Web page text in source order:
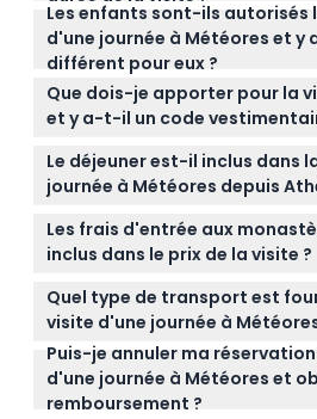
La visite part généralement
dure environ 13,5 à 14 heures,
soirée (sous réserve de
confirmer au moment de la
Les enfants sont-ils autorisés
d'une journée à Météores et
différent pour eux ?
Oui, les enfants âgés de 13 ans
plein tarif adulte, tandis que
ans peuvent participer
d'inclure tous les enfants lors
en ligne.
Que dois-je apporter pour la
et y a-t-il un code
Apportez des écouteurs et un
utiliser le guide audio, et portez
modestes pour entrer dans les
femmes doivent porter des
longues (pas de pantalons ni de
porter de débardeurs ni de
genou.
Le déjeuner est-il inclus dans
journée à Météores depuis
Le déjeuner n'est pas inclus
mais vous pouvez choisir
traditionnel grec lors de la
ce site.
Les frais d'entrée aux
inclus dans le prix de la visite ?
Non, les frais d'entrée aux
inclus et doivent être payés
espèces, généralement environ
Quel type de transport est
visite d'une journée à
La visite comprend le transport
Athènes à bord d'un car
avec WiFi gratuit à bord et
Puis-je annuler ma
d'une journée à Météores et
remboursement ?